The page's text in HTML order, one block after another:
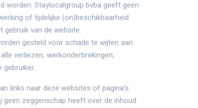
worden. Staylocalgroup bvba geeft geen
of tijdelijke (on)beschikbaarheid
van de website.
gesteld voor schade te wijten aan
verliezen, werkonderbrekingen,
links naar deze websites of pagina’s
geen zeggenschap heeft over de inhoud